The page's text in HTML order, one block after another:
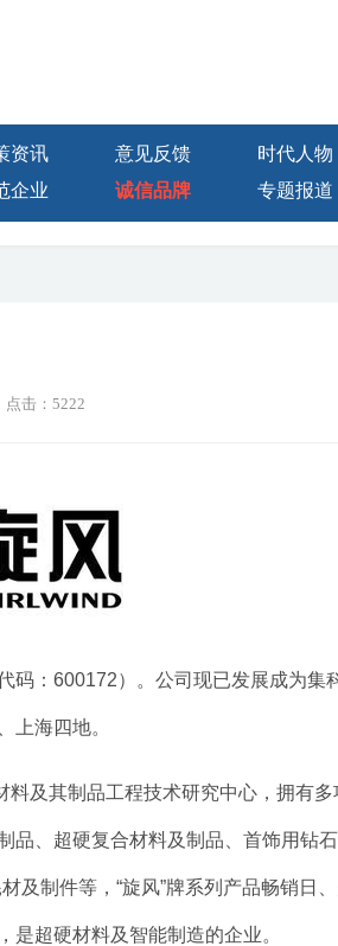
资讯 意见反馈 时代人物
企业 诚信品牌 专题报道
点击： 5222
码：600172）。公司现已发展成为集
上海四地。
及其制品工程技术研究中心，拥有多
品、超硬复合材料及制品、首饰用钻
制件等，“旋风”牌系列产品畅销日、
超硬材料及智能制造的企业。